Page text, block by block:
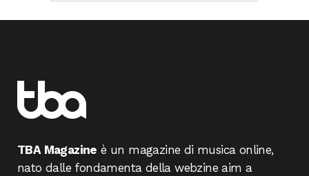
TBA Magazine è un magazine di musica online,
nato dalle fondamenta della webzine aim a